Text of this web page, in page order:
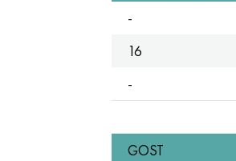
-
16
-
GOST